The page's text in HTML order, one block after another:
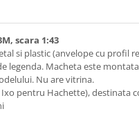
scara 1:43
si plastic (anvelope cu profil
legenda. Macheta este
Nu are vitrina.
pentru Hachette), destinata